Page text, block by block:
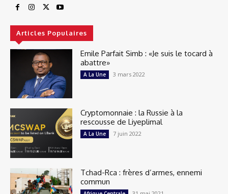
Articles Populaires
Emile Parfait Simb : «Je suis le tocard à
abattre»
A La Une 3 mars 2022
Cryptomonnaie : la Russie à la
rescousse de Liyeplimal
A La Une 7 juin 2022
Tchad-Rca : frères d’armes, ennemi
commun